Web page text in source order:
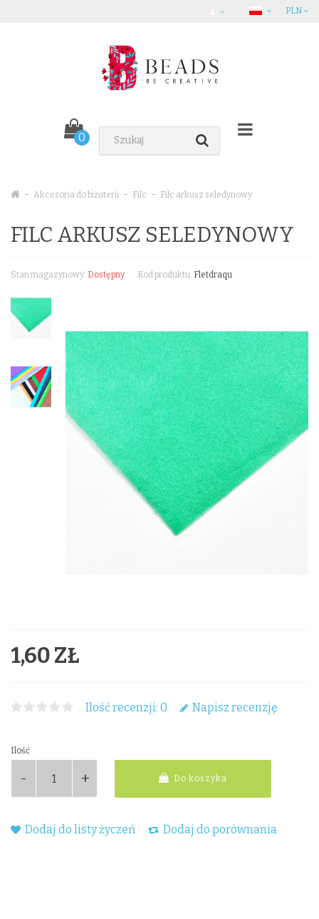
PLN
0
Akcesoria do biżuterii Filc Filc arkusz seledynowy
FILC ARKUSZ SELEDYNOWY
Stan magazynowy: Dostępny Kod produktu: Fletdraqu
1,60 ZŁ
Ilość recenzji: 0 Napisz recenzję
Ilość
Do koszyka
Dodaj do listy życzeń Dodaj do porównania